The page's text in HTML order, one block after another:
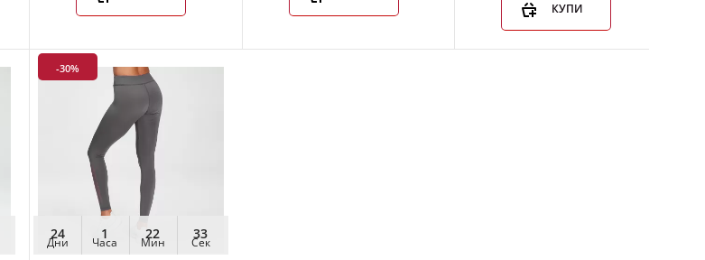
Дамски спортен клин MP
Training Essentials, 4 цвята
14.83 € (29.00 лв)
(24.80 лв)
КУПИ
-30%
24
Дни
1
Часа
22
Мин
32
Сек